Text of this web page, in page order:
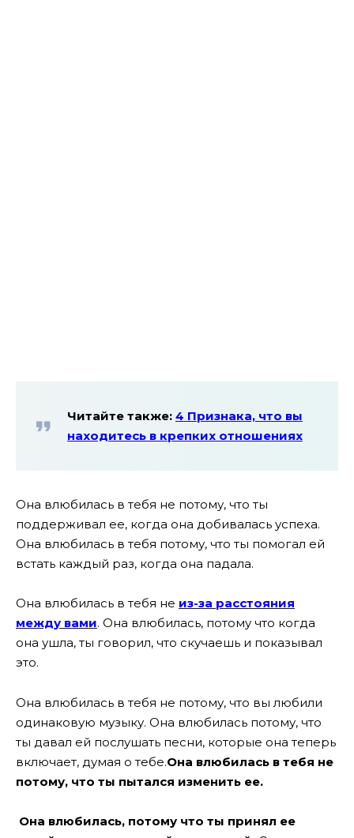
Читайте также: 4 Признака, что вы
находитесь в крепких отношениях
Она влюбилась в тебя не потому, что ты
поддерживал ее, когда она добивалась успеха.
Она влюбилась в тебя потому, что ты помогал ей
встать каждый раз, когда она падала.
Она влюбилась в тебя не из-за расстояния
между вами. Она влюбилась, потому что когда
она ушла, ты говорил, что скучаешь и показывал
это.
Она влюбилась в тебя не потому, что вы любили
одинаковую музыку. Она влюбилась потому, что
ты давал ей послушать песни, которые она теперь
включает, думая о тебе.Она влюбилась в тебя не
потому, что ты пытался изменить ее.
Она влюбилась, потому что ты принял ее